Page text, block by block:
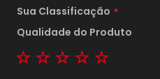
Sua Classificação
Qualidade do Produto
1 star2 stars3 stars4 stars